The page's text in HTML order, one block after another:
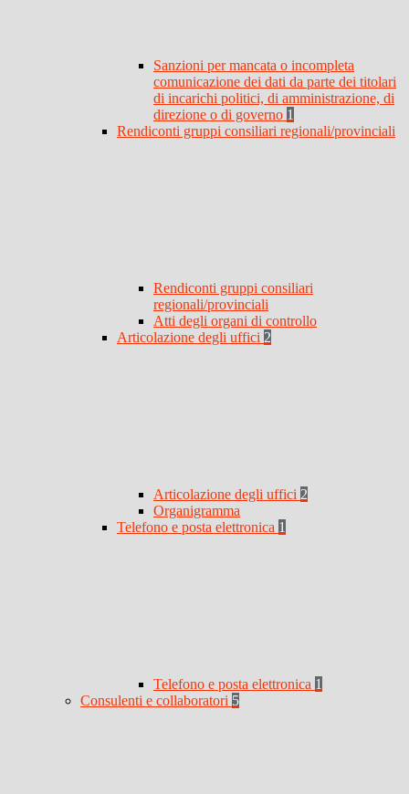
Sanzioni per mancata o incompleta
comunicazione dei dati da parte dei titolari
di incarichi politici, di amministrazione, di
direzione o di governo 1
Rendiconti gruppi consiliari regionali/provinciali
Rendiconti gruppi consiliari
regionali/provinciali
Atti degli organi di controllo
Articolazione degli uffici 2
Articolazione degli uffici 2
Organigramma
Telefono e posta elettronica 1
Telefono e posta elettronica 1
Consulenti e collaboratori 5